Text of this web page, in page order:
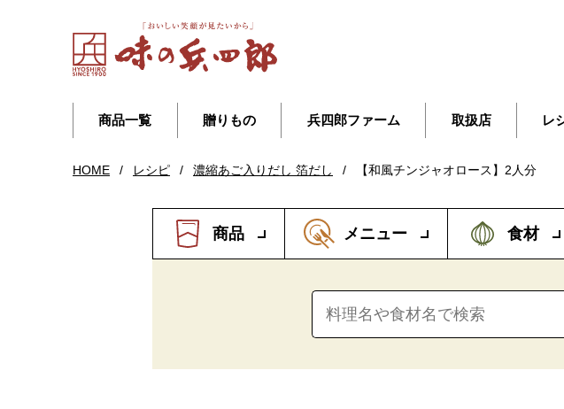
商品一覧 贈りもの 兵四郎ファーム 取扱店 レ
HOME / レシピ / 濃縮あご入りだし 箔だし / 【和風チンジャオロース】2人分
商品 メニュー 食材